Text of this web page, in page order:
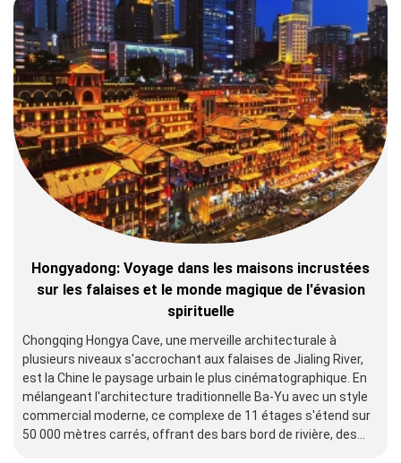
Hongyadong: Voyage dans les maisons incrustées
sur les falaises et le monde magique de l'évasion
spirituelle
Chongqing Hongya Cave, une merveille architecturale à
plusieurs niveaux s'accrochant aux falaises de Jialing River,
est la Chine le paysage urbain le plus cinématographique. En
mélangeant l'architecture traditionnelle Ba-Yu avec un style
commercial moderne, ce complexe de 11 étages s'étend sur
50 000 mètres carrés, offrant des bars bord de rivière, des